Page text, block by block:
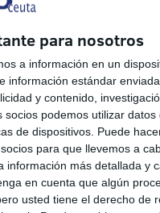
para nosotros
a información en un
información estándar
y contenido,
podemos utilizar datos
de dispositivos. Puede
para que llevemos a
información más detallada y
en cuenta que algún
usted tiene el derecho de
integral de la
del Polígono
África